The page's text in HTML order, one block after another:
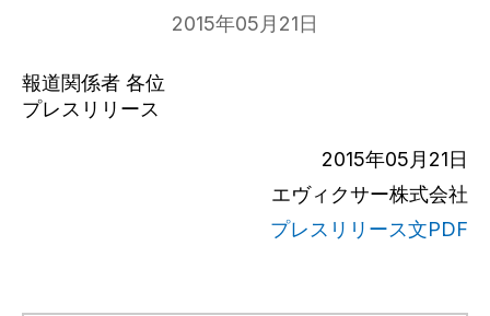
2015年05月21日
報道関係者 各位
プレスリリース
2015年05月21日
エヴィクサー株式会社
プレスリリース文PDF